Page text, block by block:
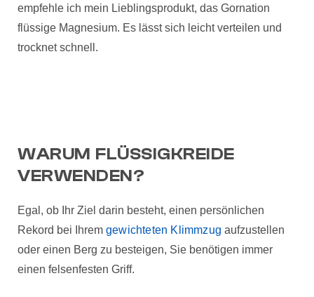
empfehle ich mein Lieblingsprodukt, das Gornation
flüssige Magnesium. Es lässt sich leicht verteilen und
trocknet schnell.
WARUM FLÜSSIGKREIDE
VERWENDEN?
Egal, ob Ihr Ziel darin besteht, einen persönlichen
Rekord bei Ihrem gewichteten Klimmzug aufzustellen
oder einen Berg zu besteigen, Sie benötigen immer
einen felsenfesten Griff.